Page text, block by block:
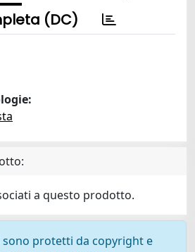
(DC)
a questo prodotto.
sono protetti da copyright e